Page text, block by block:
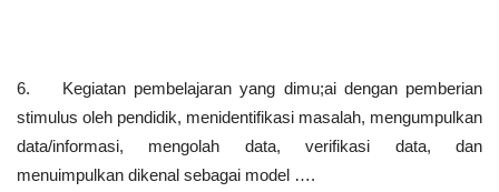
6. Kegiatan pembelajaran yang dimu;ai dengan pemberian
stimulus oleh pendidik, menidentifikasi masalah, mengumpulkan
data/informasi, mengolah data, verifikasi data, dan
menuimpulkan dikenal sebagai model ….